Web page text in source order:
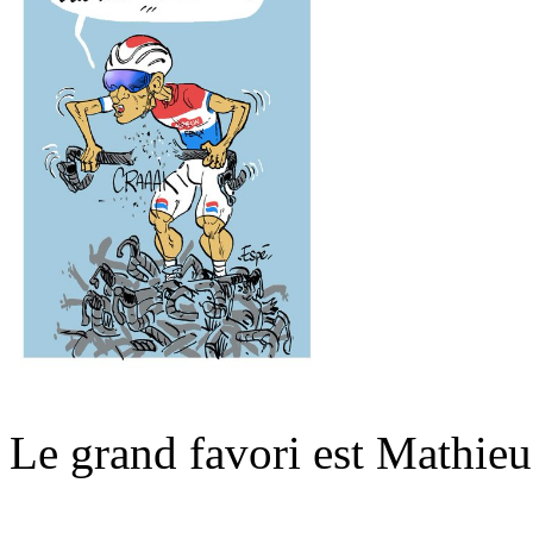
Le grand favori est